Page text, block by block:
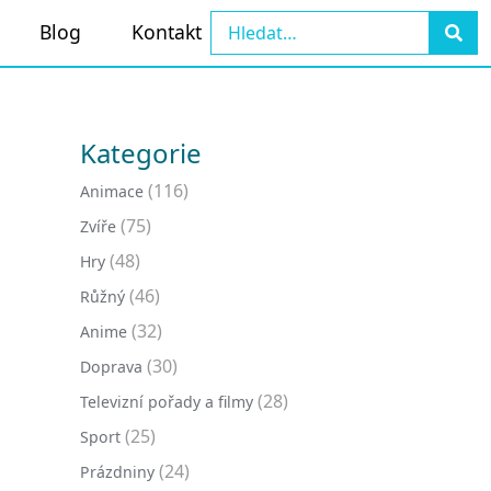
Blog Kontakt
Kategorie
Animace (116)
Zvíře (75)
Hry (48)
Růžný (46)
Anime (32)
Doprava (30)
Televizní pořady a filmy (28)
Sport (25)
Prázdniny (24)